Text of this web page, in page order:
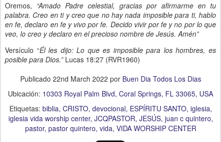
Oremos, “Amado Padre celestial, gracias por afirmarme en tu
palabra. Creo en ti y creo que no hay nada imposible para ti, hablo
en fe, declaro en fe y vivo por fe. Decido vivir por fe y no por lo que
veo, lo creo y declaro en el precioso nombre de Jesús. Amén”
Versículo “Él les dijo: Lo que es imposible para los hombres, es
posible para Dios.”Lucas 18:27 (RVR1960)
Publicado 22nd March 2022 por Buen Dia Todos Los Dias
Ubicación: 10303 Royal Palm Blvd, Coral Springs, FL 33065, USA
Etiquetas: biblia CRISTO devocional ESPÍRITU SANTO iglesia
iglesia vida worship center JCQPASTOR JESÚS juan c quintero
pastor pastor quintero vida VIDA WORSHIP CENTER